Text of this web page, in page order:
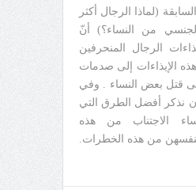
(لماذا الرجال أكثر
من النساء؟) أنّ
الرجال المنحرفين
الإيذاءات إلى صدمات
قتل بعض النساء . وفي
أن نذكر أفضل الطرق التي
الاجتناب من هذه
بنفسهن من هذه الخطرات.